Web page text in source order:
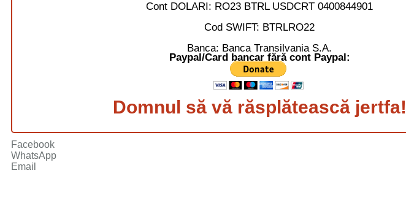
Cont DOLARI: RO23 BTRL USDCRT 0400844901
Cod SWIFT: BTRLRO22
Banca: Banca Transilvania S.A.
Paypal/Card bancar fără cont Paypal:
Domnul să vă răsplătească jertfa!
Facebook
WhatsApp
Email